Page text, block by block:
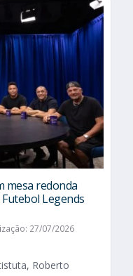
mesa redonda
Legends
27/07/2026
Roberto